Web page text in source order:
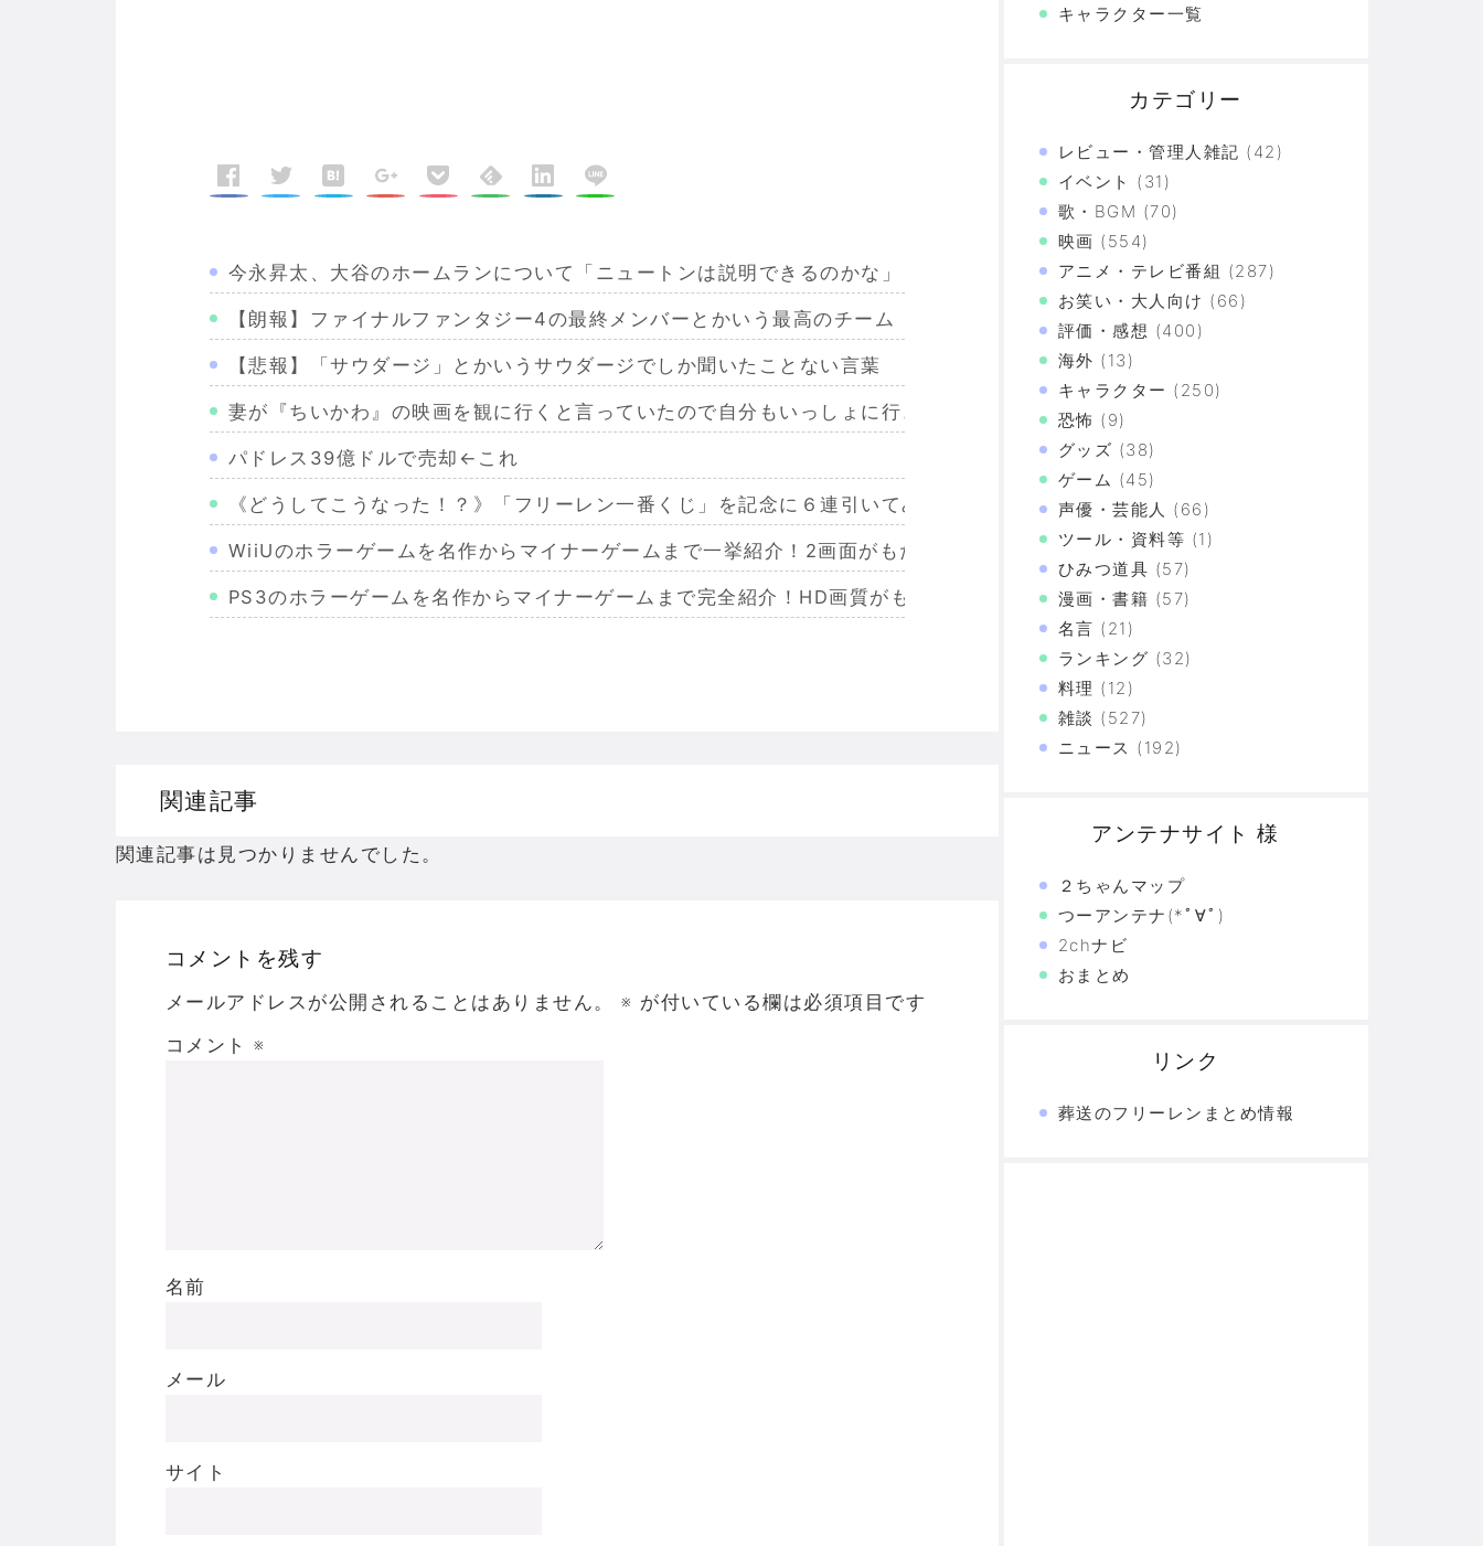
今永昇太、大谷のホームランについて「ニュートンは説明できるのかな」
【朗報】ファイナルファンタジー4の最終メンバーとかいう最高のチーム
【悲報】「サウダージ」とかいうサウダージでしか聞いたことない言葉
妻が『ちいかわ』の映画を観に行くと言っていたので自分もいっしょに行きたいと言ったが、その日の晩飯は「赤魚の煮つけ」だった
パドレス39億ドルで売却←これ
《どうしてこうなった！？》「フリーレン一番くじ」を記念に６連引いてみた！気づけばXX連で合計○万円使ってた！？
WiiUのホラーゲームを名作からマイナーゲームまで一挙紹介！2画面がもたらす極上の恐怖
PS3のホラーゲームを名作からマイナーゲームまで完全紹介！HD画質がもたらした真の恐怖…
PS2のホラーゲームを名作からマイナーまで完全紹介！フルポリゴンがもたらした恐怖の革命
ドリームキャストのホラーゲームを名作からマイナーまで完全紹介！ビジュアルメモリと駆け抜けた日々を思い出そう
Powered by livedoor 相互RSS
関連記事
関連記事は見つかりませんでした。
コメントを残す
メールアドレスが公開されることはありません。 ※ が付いている欄は必須項目です
コメント ※
名前
メール
サイト
キャラクター一覧
カテゴリー
レビュー・管理人雑記 (42)
イベント (31)
歌・BGM (70)
映画 (554)
アニメ・テレビ番組 (287)
お笑い・大人向け (66)
評価・感想 (400)
海外 (13)
キャラクター (250)
恐怖 (9)
グッズ (38)
ゲーム (45)
声優・芸能人 (66)
ツール・資料等 (1)
ひみつ道具 (57)
漫画・書籍 (57)
名言 (21)
ランキング (32)
料理 (12)
雑談 (527)
ニュース (192)
アンテナサイト 様
２ちゃんマップ
つーアンテナ(*ﾟ∀ﾟ)
2chナビ
おまとめ
リンク
葬送のフリーレンまとめ情報